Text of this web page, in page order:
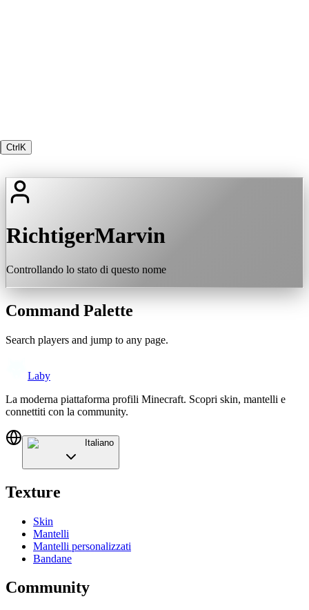
Ctrl K
RichtigerMarvin
Controllando lo stato di questo nome
Command Palette
Search players and jump to any page.
Laby
La moderna piattaforma profili Minecraft. Scopri skin, mantelli e
connettiti con la community.
Italiano
Texture
Skin
Mantelli
Mantelli personalizzati
Bandane
Community